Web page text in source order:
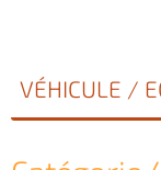
VÉHICULE /